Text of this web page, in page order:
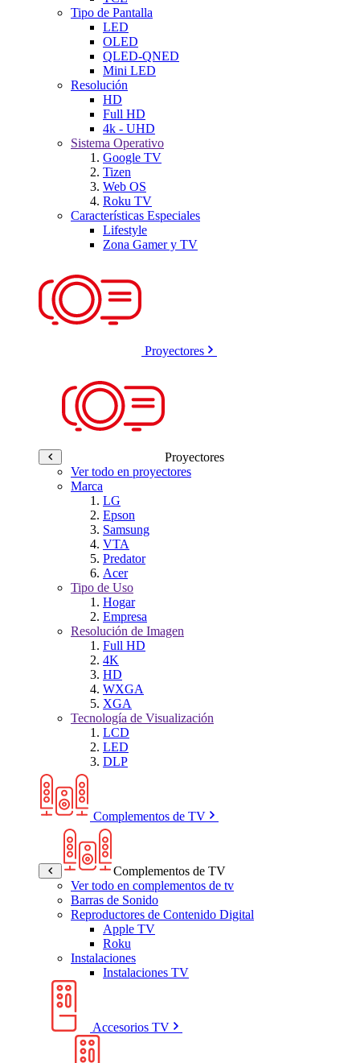
Tipo de Pantalla
LED
OLED
QLED-QNED
Mini LED
Resolución
HD
Full HD
4k - UHD
Sistema Operativo
Google TV
Tizen
Web OS
Roku TV
Características Especiales
Lifestyle
Zona Gamer y TV
Proyectores
Proyectores
Ver todo en proyectores
Marca
LG
Epson
Samsung
VTA
Predator
Acer
Tipo de Uso
Hogar
Empresa
Resolución de Imagen
Full HD
4K
HD
WXGA
XGA
Tecnología de Visualización
LCD
LED
DLP
Complementos de TV
Complementos de TV
Ver todo en complementos de tv
Barras de Sonido
Reproductores de Contenido Digital
Apple TV
Roku
Instalaciones
Instalaciones TV
Accesorios TV